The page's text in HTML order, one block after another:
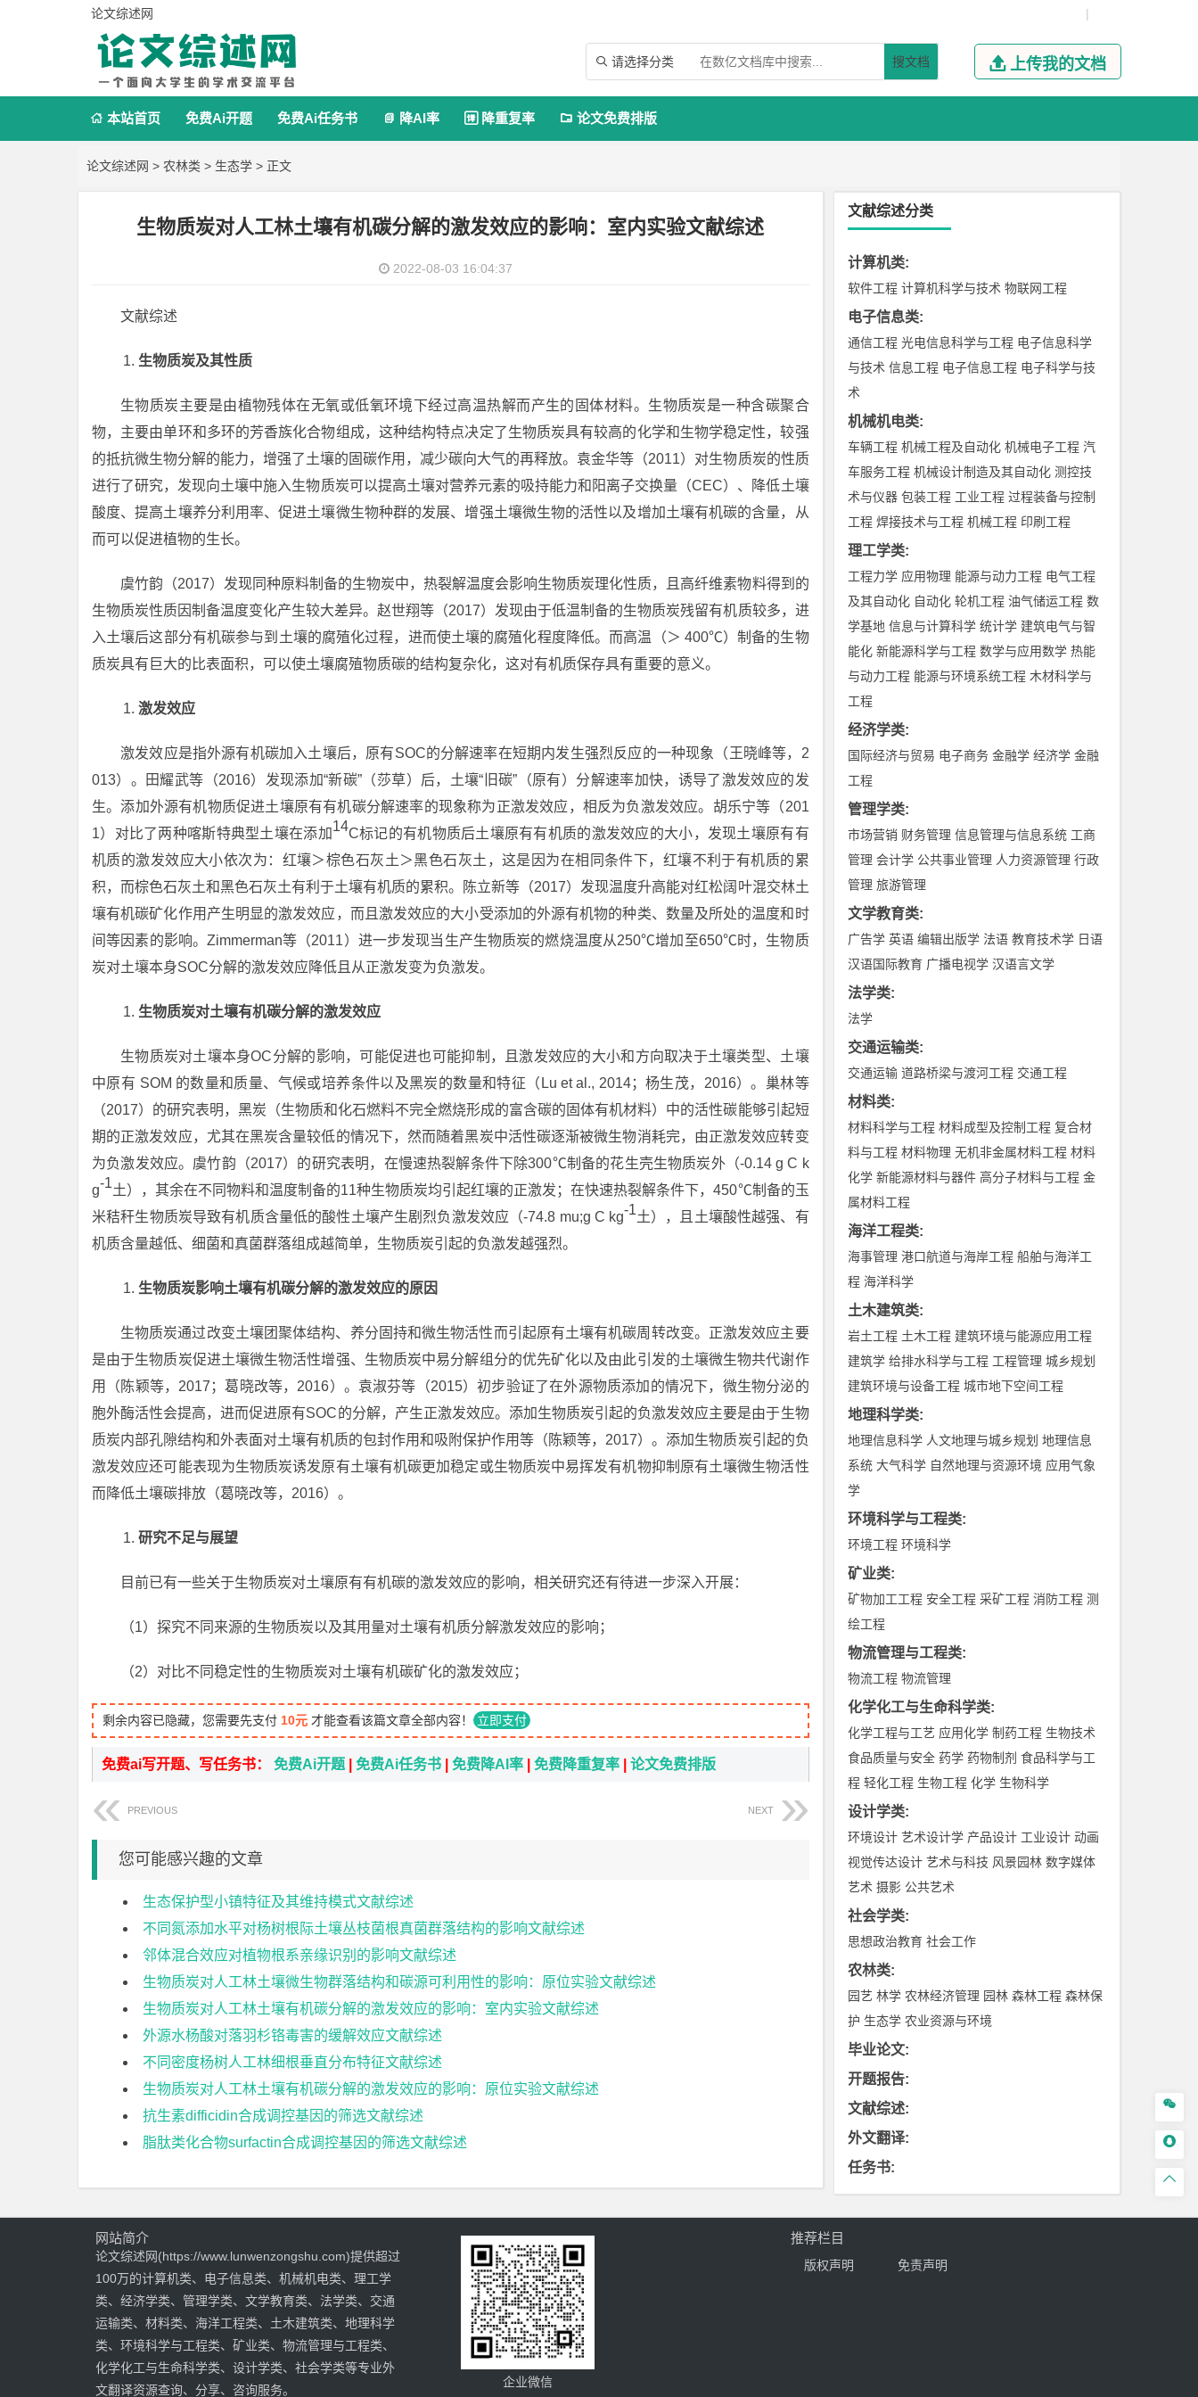
论文综述网 |
 请选择分类 搜文档  上传我的文档
 本站首页 免费Ai开题 免费Ai任务书  降AI率  降重复率  论文免费排版
论文综述网 > 农林类 > 生态学 > 正文
生物质炭对人工林土壤有机碳分解的激发效应的影响：室内实验文献综述
2022-08-03 16:04:37
文献综述
生物质炭及其性质
生物质炭主要是由植物残体在无氧或低氧环境下经过高温热解而产生的固体材料。生物质炭是一种含碳聚合
物，主要由单环和多环的芳香族化合物组成，这种结构特点决定了生物质炭具有较高的化学和生物学稳定性，较强
的抵抗微生物分解的能力，增强了土壤的固碳作用，减少碳向大气的再释放。袁金华等（2011）对生物质炭的性质
进行了研究，发现向土壤中施入生物质炭可以提高土壤对营养元素的吸持能力和阳离子交换量（CEC）、降低土壤
酸度、提高土壤养分利用率、促进土壤微生物种群的发展、增强土壤微生物的活性以及增加土壤有机碳的含量，从
而可以促进植物的生长。
虞竹韵（2017）发现同种原料制备的生物炭中，热裂解温度会影响生物质炭理化性质，且高纤维素物料得到的
生物质炭性质因制备温度变化产生较大差异。赵世翔等（2017）发现由于低温制备的生物质炭残留有机质较多，进
入土壤后这部分有机碳参与到土壤的腐殖化过程，进而使土壤的腐殖化程度降低。而高温（＞ 400℃）制备的生物
质炭具有巨大的比表面积，可以使土壤腐殖物质碳的结构复杂化，这对有机质保存具有重要的意义。
激发效应
激发效应是指外源有机碳加入土壤后，原有SOC的分解速率在短期内发生强烈反应的一种现象（王晓峰等，2
013）。田耀武等（2016）发现添加“新碳”（莎草）后，土壤“旧碳”（原有）分解速率加快，诱导了激发效应的发
生。添加外源有机物质促进土壤原有有机碳分解速率的现象称为正激发效应，相反为负激发效应。胡乐宁等（201
1）对比了两种喀斯特典型土壤在添加14C标记的有机物质后土壤原有有机质的激发效应的大小，发现土壤原有有
机质的激发效应大小依次为：红壤＞棕色石灰土＞黑色石灰土，这是因为在相同条件下，红壤不利于有机质的累
积，而棕色石灰土和黑色石灰土有利于土壤有机质的累积。陈立新等（2017）发现温度升高能对红松阔叶混交林土
壤有机碳矿化作用产生明显的激发效应，而且激发效应的大小受添加的外源有机物的种类、数量及所处的温度和时
间等因素的影响。Zimmerman等（2011）进一步发现当生产生物质炭的燃烧温度从250℃增加至650℃时，生物质
炭对土壤本身SOC分解的激发效应降低且从正激发变为负激发。
生物质炭对土壤有机碳分解的激发效应
生物质炭对土壤本身OC分解的影响，可能促进也可能抑制，且激发效应的大小和方向取决于土壤类型、土壤
中原有 SOM 的数量和质量、气候或培养条件以及黑炭的数量和特征（Lu et al., 2014；杨生茂，2016）。巢林等
（2017）的研究表明，黑炭（生物质和化石燃料不完全燃烧形成的富含碳的固体有机材料）中的活性碳能够引起短
期的正激发效应，尤其在黑炭含量较低的情况下，然而随着黑炭中活性碳逐渐被微生物消耗完，由正激发效应转变
为负激发效应。虞竹韵（2017）的研究表明，在慢速热裂解条件下除300℃制备的花生壳生物质炭外（-0.14 g C k
g-1土），其余在不同物料和温度制备的11种生物质炭均引起红壤的正激发；在快速热裂解条件下，450℃制备的玉
米秸秆生物质炭导致有机质含量低的酸性土壤产生剧烈负激发效应（-74.8 mu;g C kg-1土），且土壤酸性越强、有
机质含量越低、细菌和真菌群落组成越简单，生物质炭引起的负激发越强烈。
生物质炭影响土壤有机碳分解的激发效应的原因
生物质炭通过改变土壤团聚体结构、养分固持和微生物活性而引起原有土壤有机碳周转改变。正激发效应主要
是由于生物质炭促进土壤微生物活性增强、生物质炭中易分解组分的优先矿化以及由此引发的土壤微生物共代谢作
用（陈颖等，2017；葛晓改等，2016）。袁淑芬等（2015）初步验证了在外源物质添加的情况下，微生物分泌的
胞外酶活性会提高，进而促进原有SOC的分解，产生正激发效应。添加生物质炭引起的负激发效应主要是由于生物
质炭内部孔隙结构和外表面对土壤有机质的包封作用和吸附保护作用等（陈颖等，2017）。添加生物质炭引起的负
激发效应还可能表现为生物质炭诱发原有土壤有机碳更加稳定或生物质炭中易挥发有机物抑制原有土壤微生物活性
而降低土壤碳排放（葛晓改等，2016）。
研究不足与展望
目前已有一些关于生物质炭对土壤原有有机碳的激发效应的影响，相关研究还有待进一步深入开展：
（1）探究不同来源的生物质炭以及其用量对土壤有机质分解激发效应的影响；
（2）对比不同稳定性的生物质炭对土壤有机碳矿化的激发效应；
剩余内容已隐藏，您需要先支付 10元 才能查看该篇文章全部内容！ 立即支付
免费ai写开题、写任务书： 免费Ai开题 免费Ai任务书 免费降AI率 免费降重复率 论文免费排版
PREVIOUS NEXT
您可能感兴趣的文章
生态保护型小镇特征及其维持模式文献综述
不同氮添加水平对杨树根际土壤丛枝菌根真菌群落结构的影响文献综述
邻体混合效应对植物根系亲缘识别的影响文献综述
生物质炭对人工林土壤微生物群落结构和碳源可利用性的影响：原位实验文献综述
生物质炭对人工林土壤有机碳分解的激发效应的影响：室内实验文献综述
外源水杨酸对落羽杉铬毒害的缓解效应文献综述
不同密度杨树人工林细根垂直分布特征文献综述
生物质炭对人工林土壤有机碳分解的激发效应的影响：原位实验文献综述
抗生素difficidin合成调控基因的筛选文献综述
脂肽类化合物surfactin合成调控基因的筛选文献综述
文献综述分类
计算机类:
软件工程 计算机科学与技术 物联网工程
电子信息类:
通信工程 光电信息科学与工程 电子信息科学
与技术 信息工程 电子信息工程 电子科学与技
术
机械机电类:
车辆工程 机械工程及自动化 机械电子工程 汽
车服务工程 机械设计制造及其自动化 测控技
术与仪器 包装工程 工业工程 过程装备与控制
工程 焊接技术与工程 机械工程 印刷工程
理工学类:
工程力学 应用物理 能源与动力工程 电气工程
及其自动化 自动化 轮机工程 油气储运工程 数
学基地 信息与计算科学 统计学 建筑电气与智
能化 新能源科学与工程 数学与应用数学 热能
与动力工程 能源与环境系统工程 木材科学与
工程
经济学类:
国际经济与贸易 电子商务 金融学 经济学 金融
工程
管理学类:
市场营销 财务管理 信息管理与信息系统 工商
管理 会计学 公共事业管理 人力资源管理 行政
管理 旅游管理
文学教育类:
广告学 英语 编辑出版学 法语 教育技术学 日语
汉语国际教育 广播电视学 汉语言文学
法学类:
法学
交通运输类:
交通运输 道路桥梁与渡河工程 交通工程
材料类:
材料科学与工程 材料成型及控制工程 复合材
料与工程 材料物理 无机非金属材料工程 材料
化学 新能源材料与器件 高分子材料与工程 金
属材料工程
海洋工程类:
海事管理 港口航道与海岸工程 船舶与海洋工
程 海洋科学
土木建筑类:
岩土工程 土木工程 建筑环境与能源应用工程
建筑学 给排水科学与工程 工程管理 城乡规划
建筑环境与设备工程 城市地下空间工程
地理科学类:
地理信息科学 人文地理与城乡规划 地理信息
系统 大气科学 自然地理与资源环境 应用气象
学
环境科学与工程类:
环境工程 环境科学
矿业类:
矿物加工工程 安全工程 采矿工程 消防工程 测
绘工程
物流管理与工程类:
物流工程 物流管理
化学化工与生命科学类:
化学工程与工艺 应用化学 制药工程 生物技术
食品质量与安全 药学 药物制剂 食品科学与工
程 轻化工程 生物工程 化学 生物科学
设计学类:
环境设计 艺术设计学 产品设计 工业设计 动画
视觉传达设计 艺术与科技 风景园林 数字媒体
艺术 摄影 公共艺术
社会学类:
思想政治教育 社会工作
农林类:
园艺 林学 农林经济管理 园林 森林工程 森林保
护 生态学 农业资源与环境
毕业论文:
开题报告:
文献综述:
外文翻译:
任务书:



网站简介
论文综述网(https://www.lunwenzongshu.com)提供超过
100万的计算机类、电子信息类、机械机电类、理工学
类、经济学类、管理学类、文学教育类、法学类、交通
运输类、材料类、海洋工程类、土木建筑类、地理科学
类、环境科学与工程类、矿业类、物流管理与工程类、
化学化工与生命科学类、设计学类、社会学类等专业外
文翻译资源查询、分享、咨询服务。
企业微信
推荐栏目
版权声明 免责声明